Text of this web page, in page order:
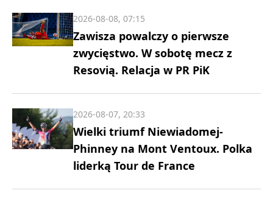
Zawisza powalczy o pierwsze
zwycięstwo. W sobotę mecz z
Resovią. Relacja w PR PiK
2026-08-08, 07:15
Wielki triumf Niewiadomej-
Phinney na Mont Ventoux. Polka
liderką Tour de France
2026-08-07, 20:33